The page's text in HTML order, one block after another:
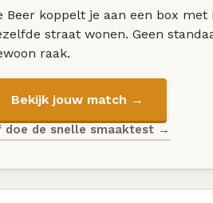
Beer koppelt je aan een box met
straat wonen. Geen
raak.
Bekijk jouw match →
doe de snelle smaaktest →